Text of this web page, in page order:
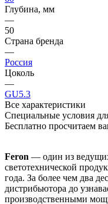
Глубина, мм
—
50
Страна бренда
—
Россия
Цоколь
—
GU5.3
Все характеристики
Специальные условия
Бесплатно просчитаем
Feron — один из
светотехнической
года. За более чем два
дистрибьютора до
производственными